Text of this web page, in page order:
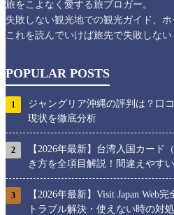
旅をこよなく愛する旅ブロガー。
失敗しない観光地での観光ガイド、ホ
これを読んでいけば旅先で失敗しない
POPULAR POSTS
1
ジャングリア沖縄の評判は？口
現状を徹底分析
2
【2026年最新】台湾入国カード
き方を全項目解説！間違えやす
3
【2026年最新】Visit Japan Web
トラブル解決・使えない時の対